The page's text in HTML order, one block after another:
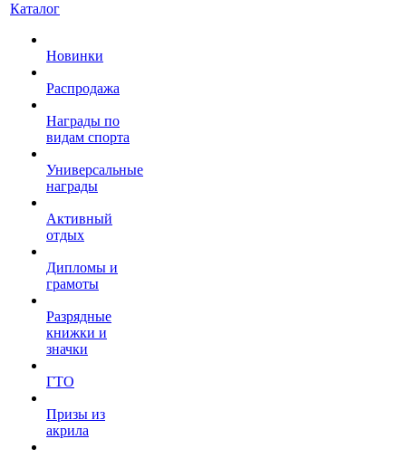
Каталог
Новинки
Распродажа
Награды по
видам спорта
Универсальные
награды
Активный
отдых
Дипломы и
грамоты
Разрядные
книжки и
значки
ГТО
Призы из
акрила